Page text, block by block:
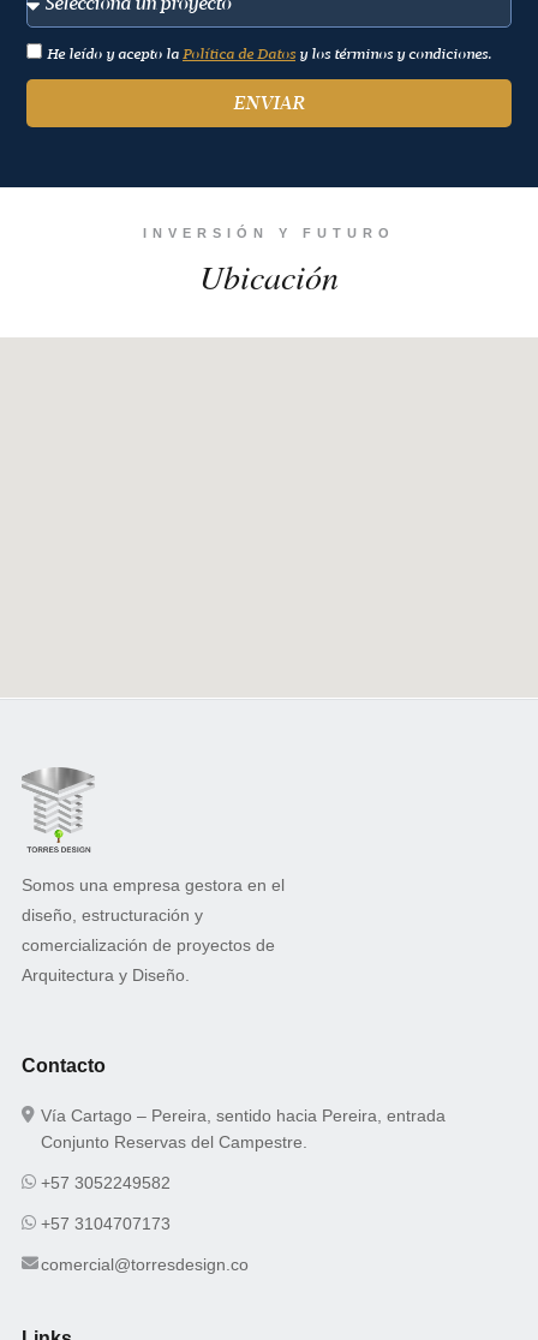
He leído y acepto la Política de Datos y los términos y condiciones.
ENVIAR
INVERSIÓN Y FUTURO
Ubicación
Somos una empresa gestora en el
diseño, estructuración y
comercialización de proyectos de
Arquitectura y Diseño.
Contacto
Vía Cartago – Pereira, sentido hacia Pereira, entrada
Conjunto Reservas del Campestre.
+57 3052249582
+57 3104707173
comercial@torresdesign.co